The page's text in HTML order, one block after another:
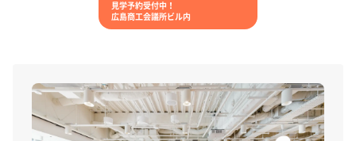
見学予約受付中！
広島商工会議所ビル内